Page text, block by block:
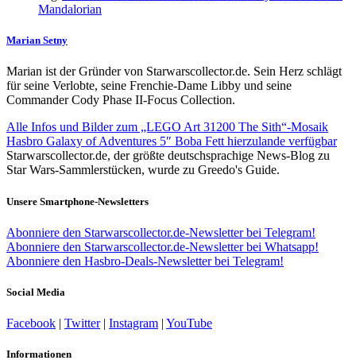
Mandalorian
Marian Setny
Marian ist der Gründer von Starwarscollector.de. Sein Herz schlägt
für seine Verlobte, seine Frenchie-Dame Libby und seine
Commander Cody Phase II-Focus Collection.
Alle Infos und Bilder zum „LEGO Art 31200 The Sith“-Mosaik
Hasbro Galaxy of Adventures 5″ Boba Fett hierzulande verfügbar
Starwarscollector.de, der größte deutschsprachige News-Blog zu
Star Wars-Sammlerstücken, wurde zu Greedo's Guide.
Unsere Smartphone-Newsletters
Abonniere den Starwarscollector.de-Newsletter bei Telegram!
Abonniere den Starwarscollector.de-Newsletter bei Whatsapp!
Abonniere den Hasbro-Deals-Newsletter bei Telegram!
Social Media
Facebook | Twitter| Instagram | YouTube
Informationen